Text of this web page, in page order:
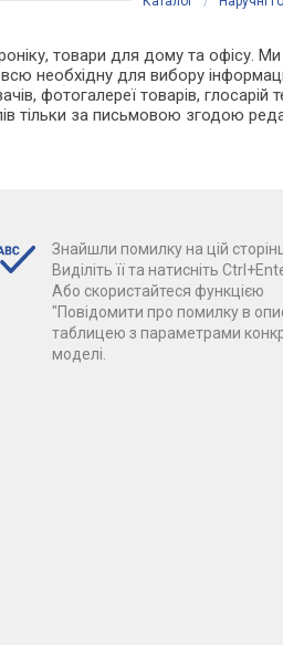
товари для дому та офісу.
необхідну для вибору
фотогалереї товарів, глосарій
тільки за письмовою згодою
Знайшли помилку на цій
Виділіть її та натисніть
Або скористайтеся функцією
"Повідомити про помилку в
таблицею з параметрами
моделі.